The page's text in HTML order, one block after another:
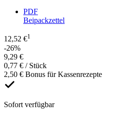
PDF
Beipackzettel
12,52 €1
-26%
9,29 €
0,77 € / Stück
2,50 € Bonus für Kassenrezepte
Sofort verfügbar